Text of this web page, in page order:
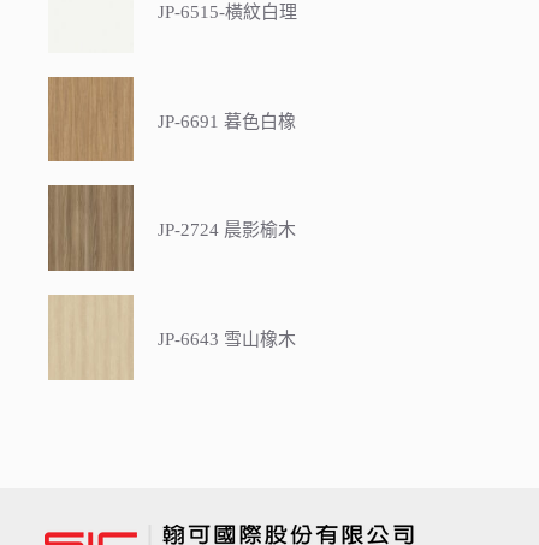
JP-6515-橫紋白理
JP-6691 暮色白橡
JP-2724 晨影榆木
JP-6643 雪山橡木